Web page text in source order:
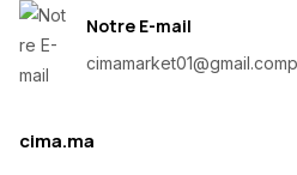
Notre E-mail
cimamarket01@gmail.com
cima.ma